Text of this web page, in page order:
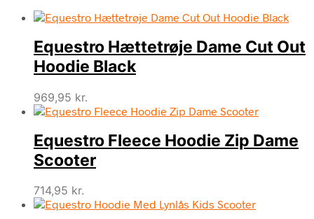
Equestro Hættetrøje Dame Cut Out
Hoodie Black
969,95 kr.
Equestro Fleece Hoodie Zip Dame
Scooter
714,95 kr.